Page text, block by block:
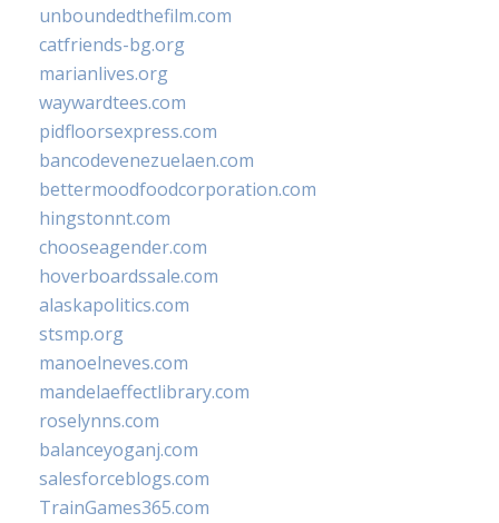
unboundedthefilm.com
catfriends-bg.org
marianlives.org
waywardtees.com
pidfloorsexpress.com
bancodevenezuelaen.com
bettermoodfoodcorporation.com
hingstonnt.com
chooseagender.com
hoverboardssale.com
alaskapolitics.com
stsmp.org
manoelneves.com
mandelaeffectlibrary.com
roselynns.com
balanceyoganj.com
salesforceblogs.com
TrainGames365.com